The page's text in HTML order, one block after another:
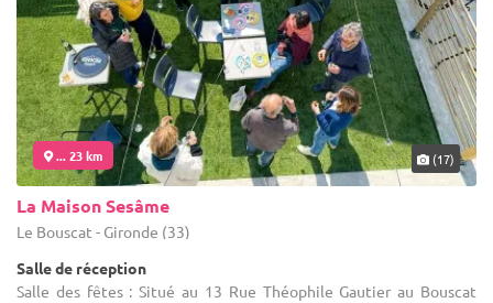
... 23 km (17)
La Maison Sesâme
Le Bouscat - Gironde (33)
Salle de réception
Salle des fêtes : Situé au 13 Rue Théophile Gautier au Bouscat